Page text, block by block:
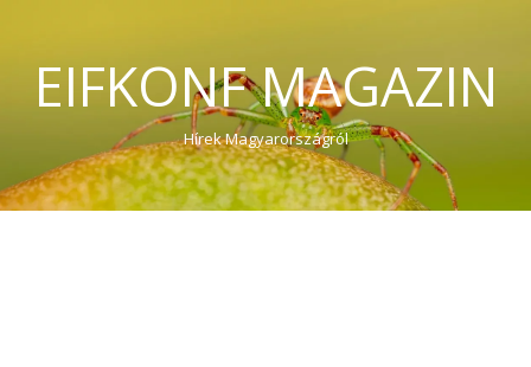
EIFKONF MAGAZIN
Hírek Magyarországról